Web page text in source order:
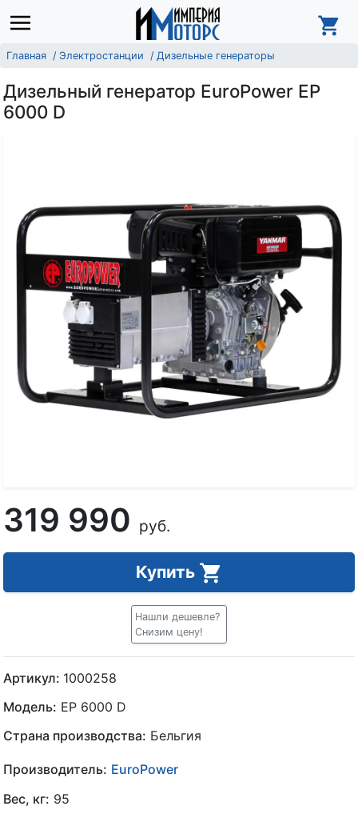
Главная Электростанции Дизельные генераторы
Дизельный генератор EuroPower EP
6000 D
319 990 руб.
Купить
Нашли дешевле?
Снизим цену!
Артикул: 1000258
Модель: EP 6000 D
Страна производства: Бельгия
Производитель: EuroPower
Вес, кг: 95